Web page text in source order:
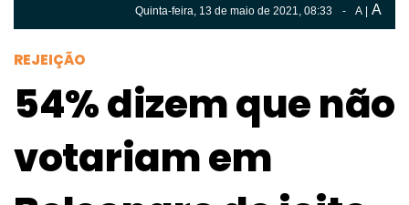
Quinta-feira, 13 de maio de 2021, 08:33 - A A
REJEIÇÃO
54% dizem que não
votariam em